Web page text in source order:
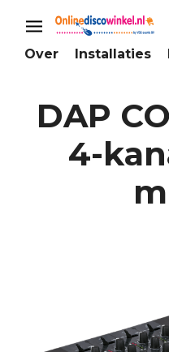
Over Installaties
DAP
4-